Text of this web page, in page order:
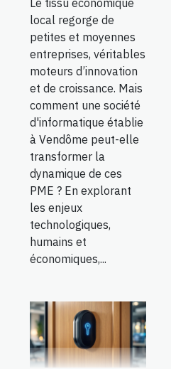
local regorge de
petites et moyennes
entreprises, véritables
moteurs d’innovation
et de croissance. Mais
comment une société
d'informatique établie
à Vendôme peut-elle
transformer la
dynamique de ces
PME ? En explorant
les enjeux
technologiques,
humains et
économiques,...